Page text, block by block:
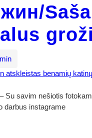
Su savim nešiotis
darbus instagrame